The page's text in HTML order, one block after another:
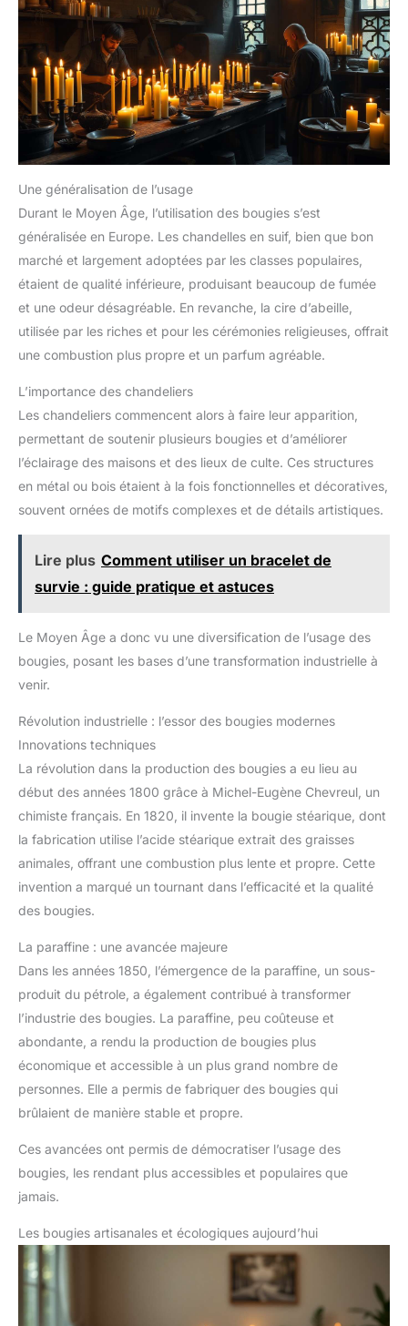
Une généralisation de l’usage
Durant le Moyen Âge, l’utilisation des bougies s’est
généralisée en Europe. Les chandelles en suif, bien que bon
marché et largement adoptées par les classes populaires,
étaient de qualité inférieure, produisant beaucoup de fumée
et une odeur désagréable. En revanche, la cire d’abeille,
utilisée par les riches et pour les cérémonies religieuses, offrait
une combustion plus propre et un parfum agréable.
L’importance des chandeliers
Les chandeliers commencent alors à faire leur apparition,
permettant de soutenir plusieurs bougies et d’améliorer
l’éclairage des maisons et des lieux de culte. Ces structures
en métal ou bois étaient à la fois fonctionnelles et décoratives,
souvent ornées de motifs complexes et de détails artistiques.
Lire plus Comment utiliser un bracelet de
survie : guide pratique et astuces
Le Moyen Âge a donc vu une diversification de l’usage des
bougies, posant les bases d’une transformation industrielle à
venir.
Révolution industrielle : l’essor des bougies modernes
Innovations techniques
La révolution dans la production des bougies a eu lieu au
début des années 1800 grâce à Michel-Eugène Chevreul, un
chimiste français. En 1820, il invente la bougie stéarique, dont
la fabrication utilise l’acide stéarique extrait des graisses
animales, offrant une combustion plus lente et propre. Cette
invention a marqué un tournant dans l’efficacité et la qualité
des bougies.
La paraffine : une avancée majeure
Dans les années 1850, l’émergence de la paraffine, un sous-
produit du pétrole, a également contribué à transformer
l’industrie des bougies. La paraffine, peu coûteuse et
abondante, a rendu la production de bougies plus
économique et accessible à un plus grand nombre de
personnes. Elle a permis de fabriquer des bougies qui
brûlaient de manière stable et propre.
Ces avancées ont permis de démocratiser l’usage des
bougies, les rendant plus accessibles et populaires que
jamais.
Les bougies artisanales et écologiques aujourd’hui